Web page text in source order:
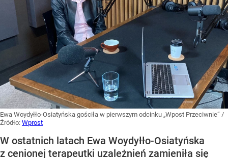
Ewa Woydyłło-Osiatyńska gościła w pierwszym odcinku „Wpost Przeciwnie” /
Źródło: Wprost
W ostatnich latach Ewa Woydyłło-Osiatyńska
z cenionej terapeutki uzależnień zamieniła się